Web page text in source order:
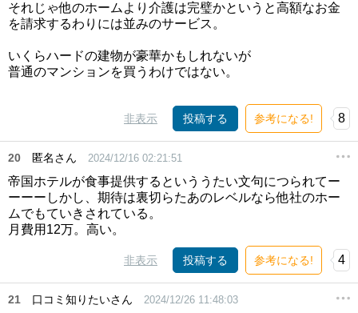
それじゃ他のホームより介護は完璧かというと高額なお金
を請求するわりには並みのサービス。
いくらハードの建物が豪華かもしれないが
普通のマンションを買うわけではない。
非表示 投稿する 参考になる! 8
20 匿名さん 2024/12/16 02:21:51
帝国ホテルが食事提供するといううたい文句につられてー
ーーーしかし、期待は裏切らたあのレベルなら他社のホー
ムでもていきされている。
月費用12万。高い。
非表示 投稿する 参考になる! 4
21 口コミ知りたいさん 2024/12/26 11:48:03